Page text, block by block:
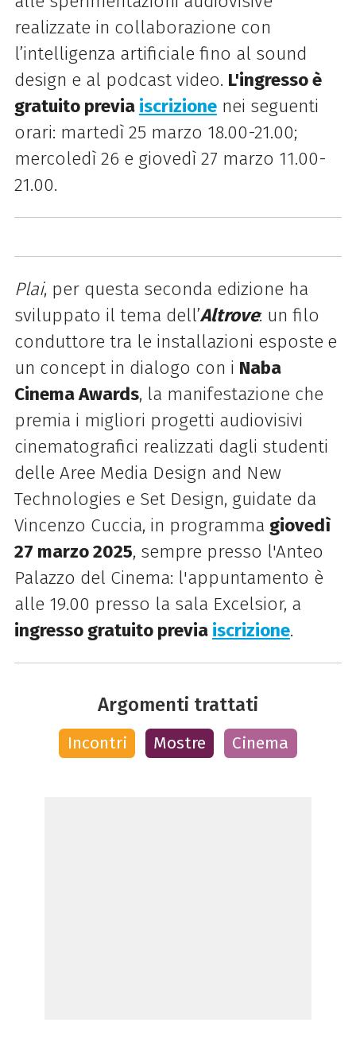
realizzate in collaborazione con
l’intelligenza artificiale fino al sound
design e al podcast video. L'ingresso è
gratuito previa iscrizionenei seguenti
orari: martedì 25 marzo 18.00-21.00;
mercoledì 26 e giovedì 27 marzo 11.00-
21.00.
Plai, per questa seconda edizione ha
sviluppato il tema dell’Altrove: un filo
conduttore tra le installazioni esposte e
un concept in dialogo con i Naba
Cinema Awards, la manifestazione che
premia i migliori progetti audiovisivi
cinematografici realizzati dagli studenti
delle Aree Media Design and New
Technologies e Set Design, guidate da
Vincenzo Cuccia, in programma giovedì
27 marzo 2025, sempre presso l'Anteo
Palazzo del Cinema: l'appuntamento è
alle 19.00 presso la sala Excelsior, a
ingresso gratuito previa iscrizione.
Argomenti trattati
Incontri Mostre Cinema